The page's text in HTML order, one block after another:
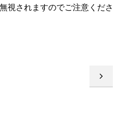
視されますのでご注意くださ